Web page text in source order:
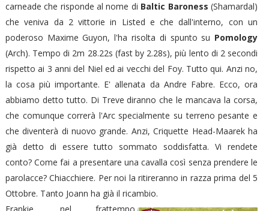
carneade che risponde al nome di Baltic Baroness (Shamardal)
che veniva da 2 vittorie in Listed e che dall'interno, con un
poderoso Maxime Guyon, l'ha risolta di spunto su Pomology
(Arch). Tempo di 2m 28.22s (fast by 2.28s), più lento di 2 secondi
rispetto ai 3 anni del Niel ed ai vecchi del Foy. Tutto qui. Anzi no,
la cosa più importante. E' allenata da Andre Fabre. Ecco, ora
abbiamo detto tutto. Di Treve diranno che le mancava la corsa,
che comunque correrà l'Arc specialmente su terreno pesante e
che diventerà di nuovo grande. Anzi, Criquette Head-Maarek ha
già detto di essere tutto sommato soddisfatta. Vi rendete
conto? Come fai a presentare una cavalla così senza prendere le
parolacce? Chiacchiere. Per noi la ritireranno in razza prima del 5
Ottobre. Tanto Joann ha già il ricambio.